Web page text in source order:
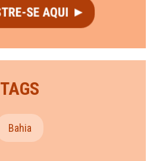
TAGS
Bahia